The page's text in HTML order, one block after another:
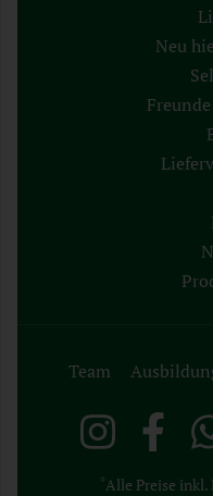
Neu
Team
*Alle Preise inkl.